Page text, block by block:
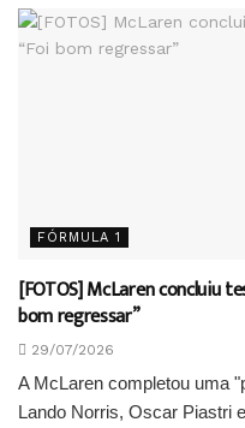
FÓRMULA 1
[FOTOS] McLaren concluiu
bom regressar”
29/07/2026
A McLaren completou uma
Lando Norris, Oscar Piastri